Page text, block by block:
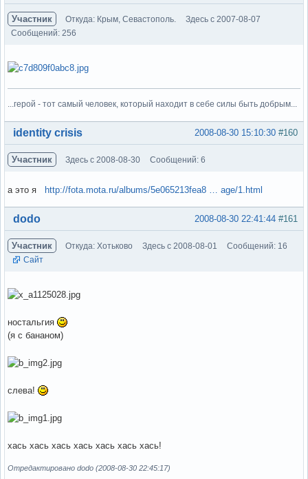
Участник Откуда: Крым, Севастополь.
Здесь с 2007-08-07
Сообщений: 256
...герой - тот самый человек, который находит в себе силы быть добрым...
Вне форума #160
2008-08-30 15:10:30
identity crisis
Участник Здесь с 2008-08-30 Сообщений: 6
а это я http://fota.mota.ru/albums/5e065213fea8 … age/1.html
Вне форума #161
2008-08-30 22:41:44
dodo
Участник Откуда: Хотьково Здесь с 2008-08-01
Сообщений: 16
Сайт
ностальгия
(я с бананом)
слева!
хась хась хась хась хась хась хась!
Отредактировано dodo (2008-08-30 22:45:17)